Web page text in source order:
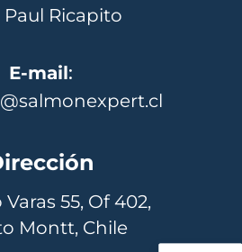
Paul Ricapito
E-mail:
55, Of 402,
Montt, Chile